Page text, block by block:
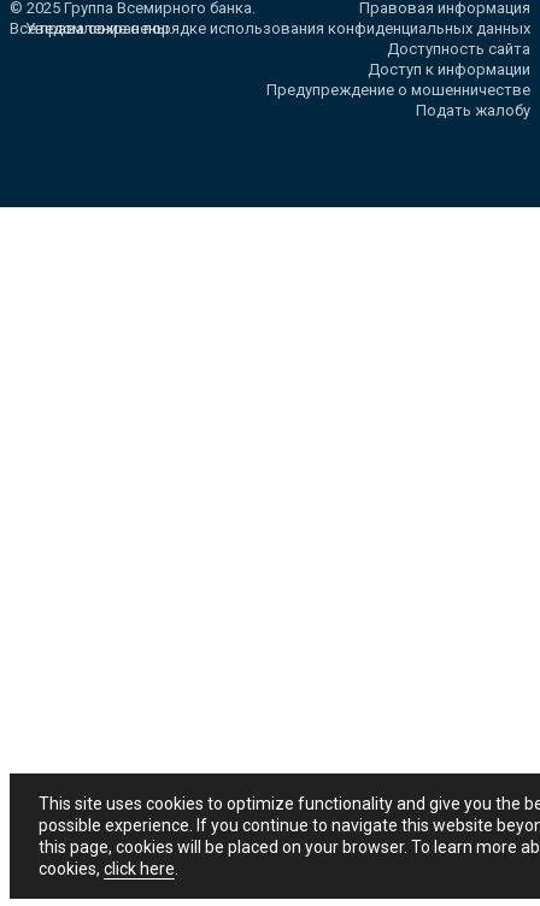
© 2025 Группа Всемирного банка.
Все права сохранены.
Правовая информация
Уведомление о порядке использования конфиденциальных данных
Доступность сайта
Доступ к информации
Предупреждение о мошенничестве
Подать жалобу
This site uses cookies to optimize functionality and give you the
possible experience. If you continue to navigate this website
this page, cookies will be placed on your browser. To learn more
cookies, click here